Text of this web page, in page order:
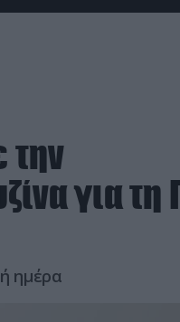
την
για τη
ημέρα